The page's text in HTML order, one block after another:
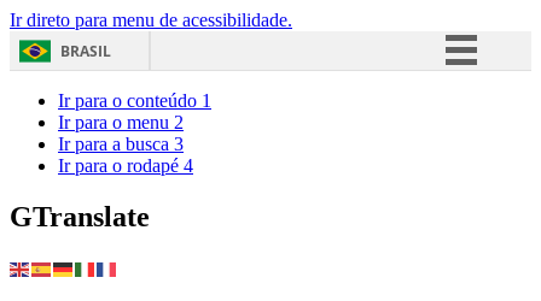
Ir direto para menu de acessibilidade.
BRASIL
Ir para o conteúdo 1
Ir para o menu 2
Ir para a busca 3
Ir para o rodapé 4
GTranslate